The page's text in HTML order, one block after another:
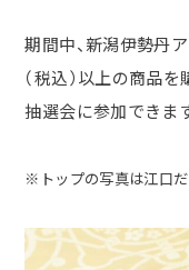
期間中、新潟伊勢丹
（税込）以上の商品を
抽選会に参加できま
※トップの写真は江口だ